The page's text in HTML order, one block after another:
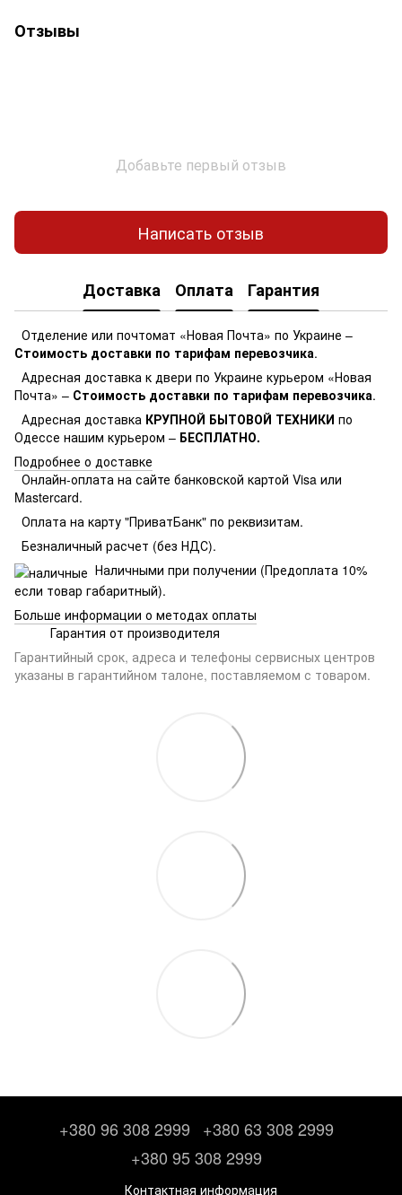
Отзывы
Добавьте первый отзыв
Написать отзыв
Доставка Оплата Гарантия
Отделение или почтомат «Новая Почта» по Украине –
Стоимость доставки по тарифам перевозчика.
Адресная доставка к двери по Украине курьером «Новая
Почта» – Стоимость доставки по тарифам перевозчика.
Адресная доставка КРУПНОЙ БЫТОВОЙ ТЕХНИКИ по
Одессе нашим курьером – БЕСПЛАТНО.
Подробнее о доставке
Онлайн-оплата на сайте банковской картой Visa или
Mastercard.
Оплата на карту "ПриватБанк" по реквизитам.
Безналичный расчет (без НДС).
Наличными при получении (Предоплата 10%
если товар габаритный).
Больше информации о методах оплаты
Гарантия от производителя
Гарантийный срок, адреса и телефоны сервисных центров
указаны в гарантийном талоне, поставляемом с товаром.
+380 96 308 2999
+380 63 308 2999
+380 95 308 2999
Контактная информация